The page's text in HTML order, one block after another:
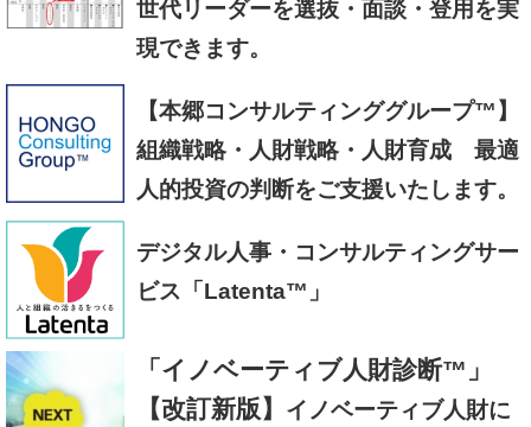
世代リーダーを選抜・面談・登用を実
現できます。
【本郷コンサルティンググループ™】
組織戦略・人財戦略・人財育成 最適
人的投資の判断をご支援いたします。
デジタル人事・コンサルティングサー
ビス「Latenta™」
「イノベーティブ人財診断™」
【改訂新版】
イノベーティブ人財に